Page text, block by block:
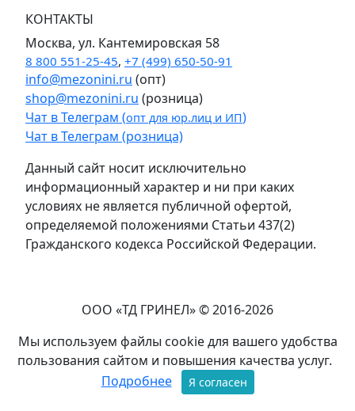
КОНТАКТЫ
Москва, ул. Кантемировская 58
8 800 551-25-45, +7 (499) 650-50-91
info@mezonini.ru (опт)
shop@mezonini.ru (розница)
Чат в Телеграм (опт для юр.лиц и ИП)
Чат в Телеграм (розница)
Данный сайт носит исключительно
информационный характер и ни при каких
условиях не является публичной офертой,
определяемой положениями Статьи 437(2)
Гражданского кодекса Российской Федерации.
ООО «ТД ГРИНЕЛ» © 2016-2026
Мы используем файлы cookie для вашего удобства
пользования сайтом и повышения качества услуг.
Подробнее
Я согласен